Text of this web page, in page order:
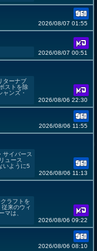
2026/08/07 01:55
2026/08/07 00:51
ターナブ
ストを除
ンズ・
2026/08/06 22:30
2026/08/06 11:55
サイバース
ュース
いように5
2026/08/06 11:13
ラフトを
来のウィ
マは、
2026/08/06 09:22
2026/08/06 08:10